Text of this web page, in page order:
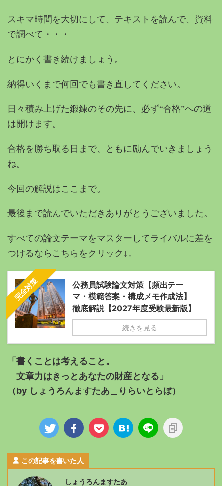
スキマ時間を大切にして、テキストを読んで、資料
で調べて・・・
とにかく書き続けましょう。
納得いくまで何回でも書き直してください。
日々積み上げた鍛錬のその先に、必ず“合格”への道
は開けます。
合格を勝ち取る日まで、ともに励んでいきましょう
ね。
今回の解説はここまで。
最後まで読んでいただきありがとうございました。
すべての論文テーマをマスターしてライバルに差を
つけるならこちらをクリック↓↓
完全対策
公務員試験論文対策【頻出テー
マ・模範答案・構成メモ作成法】
徹底解説【2027年度受験最新版】
続きを見る
「書くことは考えること。
文章力はきっとあなたの財産となる」
（by しょうろんますたあ＿りらいとらぼ）
この記事を書いた人
しょうろんますたあ